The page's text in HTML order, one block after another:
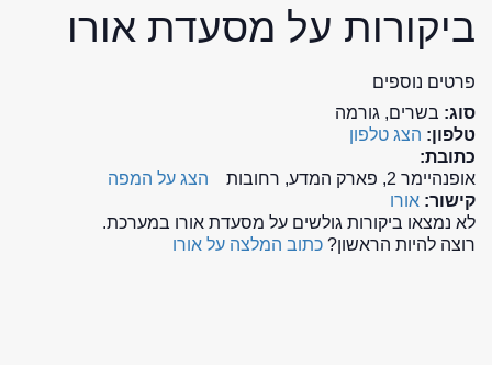
ביקורות על מסעדת אורו
פרטים נוספים
סוג: בשרים, גורמה
טלפון: הצג טלפון
כתובת:
אופנהיימר 2, פארק המדע, רחובות
הצג על המפה
קישור: אורו
לא נמצאו ביקורות גולשים על מסעדת אורו במערכת.
רוצה להיות הראשון? כתוב המלצה על אורו